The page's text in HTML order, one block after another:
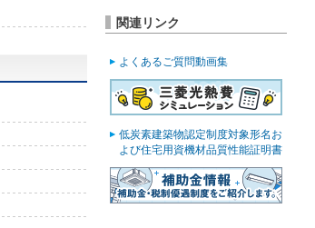
関連リンク
よくあるご質問動画集
低炭素建築物認定制度対象形名お
よび住宅用資機材品質性能証明書